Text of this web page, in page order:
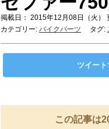
掲載日： 2015年12月08日（火）
カテゴリー: バイクパーツ タグ:
ツイート
この記事は